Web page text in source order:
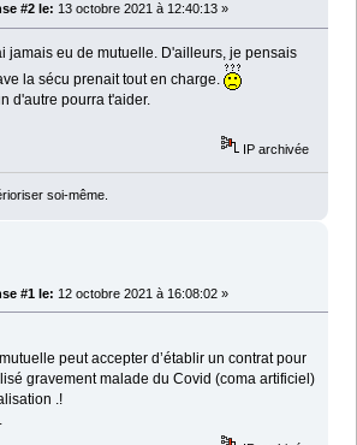
#2 le: 13 octobre 2021 à 12:40:13 »
jamais eu de mutuelle. D'ailleurs, je pensais
la sécu prenait tout en charge.
d'autre pourra t'aider.
IP archivée
soi-même.
#1 le: 12 octobre 2021 à 16:08:02 »
peut accepter d’établir un contrat pour
gravement malade du Covid (coma artificiel)
.!